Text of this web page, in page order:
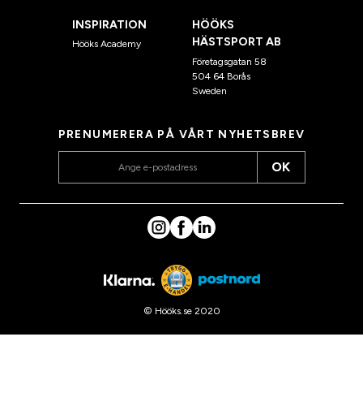
INSPIRATION
Hööks Academy
HÖÖKS
HÄSTSPORT AB
Företagsgatan 58
504 64 Borås
Sweden
PRENUMERERA PÅ VÅRT NYHETSBREV
OK
© Hööks.se 2020